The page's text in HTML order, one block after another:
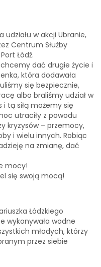
w akcji Ubranie,
Centrum Służby
Łódź.
dać drugie życie i
która dodawała
się bezpiecznie,
albo braliśmy udział w
tą siłą możemy się
utraciły z powodu
kryzysów – przemocy,
i wielu innych. Robiąc
na zmianę, dać
mocy!
się swoją mocą!
Łódzkiego
wykonywała wodne
młodych, którzy
przez siebie